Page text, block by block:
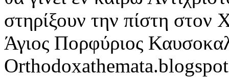
στηρίξουν την πίστη στον
Άγιος Πορφύριος